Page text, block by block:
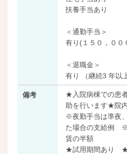
扶養手当あり
＜通勤手当＞
有り(１５０，００
＜退職金＞
有り （継続3 年以
備考
★入院病棟での患
助を行います★院
※夜勤手当は準夜
た場合の支給例 ※
賃の半額
★試用期間あり ★